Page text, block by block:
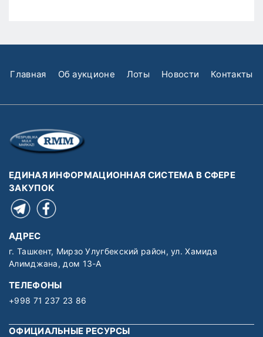
Главная Об аукционе Лоты Новости Контакты
ЕДИНАЯ ИНФОРМАЦИОННАЯ СИСТЕМА В СФЕРЕ
ЗАКУПОК
АДРЕС
г. Ташкент, Мирзо Улугбекский район, ул. Хамида
Алимджана, дом 13-А
ТЕЛЕФОНЫ
+998 71 237 23 86
ОФИЦИАЛЬНЫЕ РЕСУРСЫ